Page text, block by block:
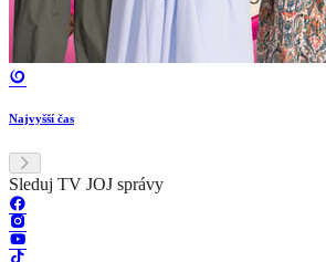
Najvyšší čas
Sleduj TV JOJ správy